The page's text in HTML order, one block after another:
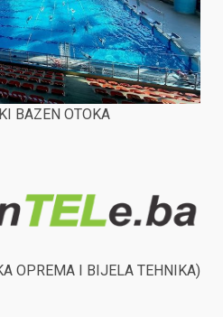
BAZEN OTOKA
OPREMA I BIJELA TEHNIKA)